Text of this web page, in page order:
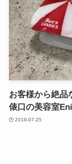
お客様から絶品
俵口の美容室
2019-07-25